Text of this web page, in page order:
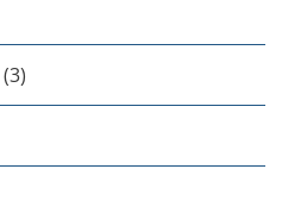
(3)